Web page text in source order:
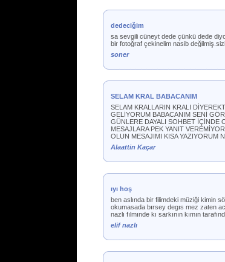
dedeciğim
sa sevgili cüneyt dede çünkü dede
bir fotoğraf çekinelim nasib
soner
SELAM KRAL BABACANIM
SELAM KRALLARIN KRALI
GELİYORUM BABACANIM SENİ
GÜNLERE DAYALI SOHBET İÇİNDE
MESAJLARA PEK YANIT
OLUN MESAJIMI KISA YAZIYORUM
Alaattin Kaçar
ıyı hoş
ben aslında bir filimdeki müziği kimin
okumasada bırsey degıs mez zaten
nazlı fılmınde kı sarkının kımın
elif nazlı